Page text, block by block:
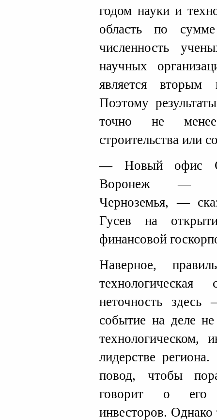
годом науки и
область по
численность
научных
является
Поэтому
точно не
строительства или
— Новый офис
Воронеж —
Черноземья, —
Гусев на
финансовой
Наверное,
неточность
событие на деле
технологическом,
лидерстве
повод, чтобы
говорит о его
инвесторов. Однако